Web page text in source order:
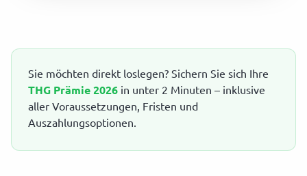
Sie möchten direkt loslegen? Sichern Sie sich Ihre
THG Prämie 2026 in unter 2 Minuten – inklusive
aller Voraussetzungen, Fristen und
Auszahlungsoptionen.